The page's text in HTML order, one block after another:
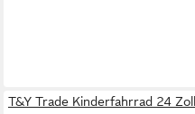
T&Y Trade Kinderfahrrad 24 Zoll